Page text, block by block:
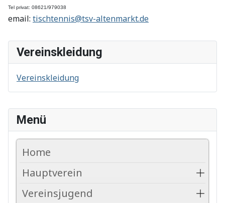
Menü
Home
Hauptverein
Vereinsjugend
Tel privat: 08621/979038
email: tischtennis@tsv-altenmarkt.de
Vereinskleidung
Vereinskleidung